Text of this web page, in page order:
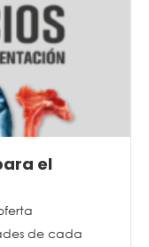
el
de cada